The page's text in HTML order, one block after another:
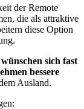
der Remote
die als attraktive
diese Option
wünschen sich fast
bessere
Ausland.